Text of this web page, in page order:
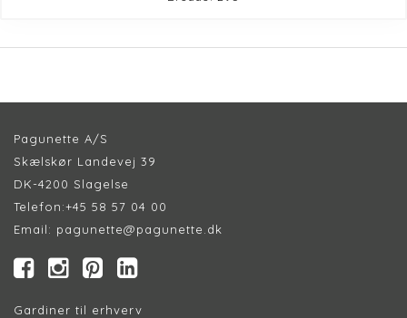
Pagunette A/S
Skælskør Landevej 39
DK-4200 Slagelse
Telefon:+45 58 57 04 00
Email: pagunette@pagunette.dk
Gardiner til erhverv